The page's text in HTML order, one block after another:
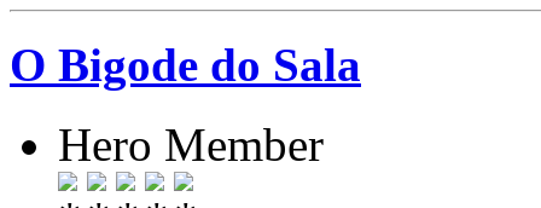
O Bigode do Sala
Hero Member